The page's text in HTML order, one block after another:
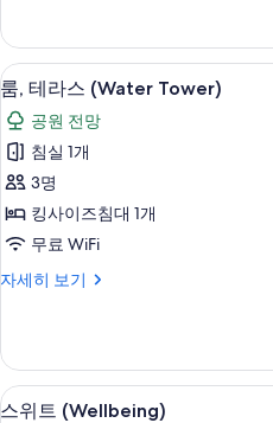
진
모
두
보
기
셜
스
위
트
자
세
히
보
기
룸,
테
라
스
(Water
Tower)
사
진
보
기
4
룸, 테라스 (Water Tower)
공원 전망
침실 1개
3명
킹사이즈침대 1개
무료 WiFi
자세히 보기
룸,
(Water
Tower)
자
스 5
스위트 (Wellbeing)